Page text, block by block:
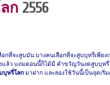
ก 2556
จะสูบมัน บางคนเลือกที่จะสูบบุหรี่เพียง
แล้ว แถมตอนนี้ก็ได้มี คําขวัญวันงดสูบบุหรี่
บุหรี่โลก มาฝาก และลองใช้วันนี้เป็นจุดเริ่